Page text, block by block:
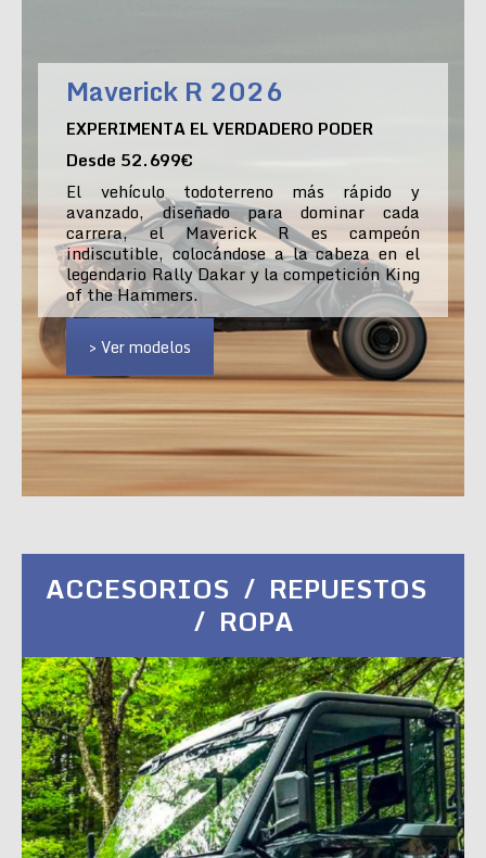
Maverick R 2026
EXPERIMENTA EL VERDADERO PODER
Desde 52.699€
El vehículo todoterreno más rápido y
avanzado, diseñado para dominar cada
carrera, el Maverick R es campeón
indiscutible, colocándose a la cabeza en el
legendario Rally Dakar y la competición King
of the Hammers.
> Ver modelos
ACCESORIOS / REPUESTOS
/ ROPA